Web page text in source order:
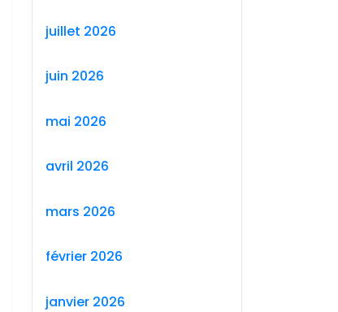
juillet 2026
juin 2026
mai 2026
avril 2026
mars 2026
février 2026
janvier 2026